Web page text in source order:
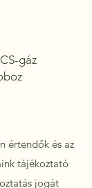
gáz
értendők és az
tájékoztató
jogát